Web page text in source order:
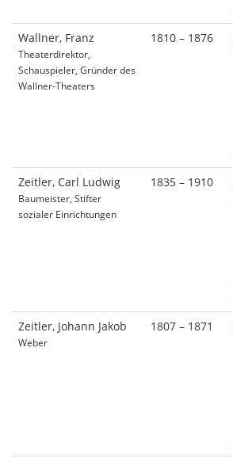
Wallner, Franz
Theaterdirektor,
Schauspieler, Gründer des
Wallner-Theaters
1810 – 1876
Zeitler, Carl Ludwig
Baumeister, Stifter
sozialer Einrichtungen
1835 – 1910
Zeitler, Johann Jakob
Weber
1807 – 1871